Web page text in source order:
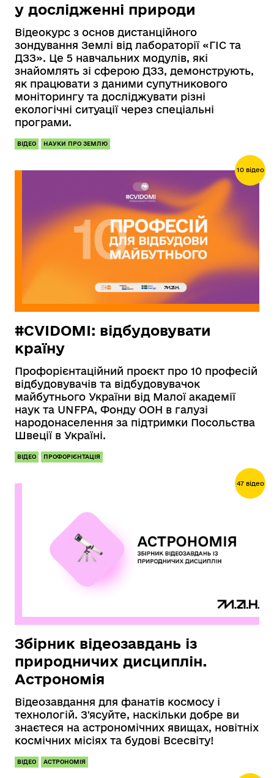
у дослідженні природи
Відеокурс з основ дистанційного
зондування Землі від лабораторії «ГІС та
ДЗЗ». Це 5 навчальних модулів, які
знайомлять зі сферою ДЗЗ, демонструють,
як працювати з даними супутникового
моніторингу та досліджувати різні
екологічні ситуації через спеціальні
програми.
ВІДЕО НАУКИ ПРО ЗЕМЛЮ
10 відео
#CVIDOMI: відбудовувати
країну
Профорієнтаційний проєкт про 10 професій
відбудовувачів та відбудовувачок
майбутнього України від Малої академії
наук та UNFPA, Фонду ООН в галузі
народонаселення за підтримки Посольства
Швеції в Україні.
ВІДЕО ПРОФОРІЄНТАЦІЯ
47 відео
Збірник відеозавдань із
природничих дисциплін.
Астрономія
Відеозавдання для фанатів космосу і
технологій. З'ясуйте, наскільки добре ви
знаєтеся на астрономічних явищах, новітніх
космічних місіях та будові Всесвіту!
ВІДЕО АСТРОНОМІЯ